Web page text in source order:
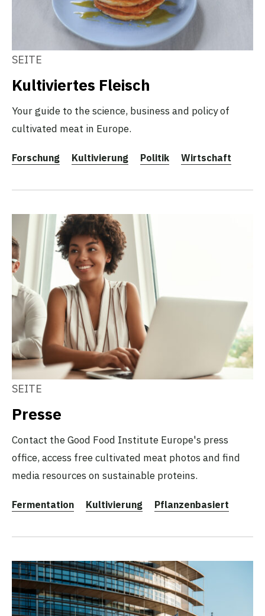
SEITE
Kultiviertes Fleisch
Your guide to the science, business and policy of
cultivated meat in Europe.
Forschung Kultivierung Politik Wirtschaft
SEITE
Presse
Contact the Good Food Institute Europe's press
office, access free cultivated meat photos and find
media resources on sustainable proteins.
Fermentation Kultivierung Pflanzenbasiert